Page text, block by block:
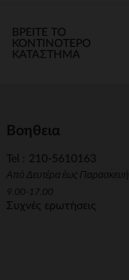
ΒΡΕΊΤΕ ΤΟ
ΚΟΝΤΙΝΌΤΕΡΟ
ΚΑΤΆΣΤΗΜΑ
Βοηθεια
Tel : 210-5610163
Από Δευτέρα έως Παρασκευή
9.00-17.00
Συχνές ερωτήσεις